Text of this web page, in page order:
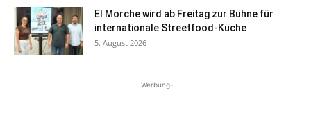
El Morche wird ab Freitag zur Bühne für
internationale Streetfood-Küche
5. August 2026
-Werbung-